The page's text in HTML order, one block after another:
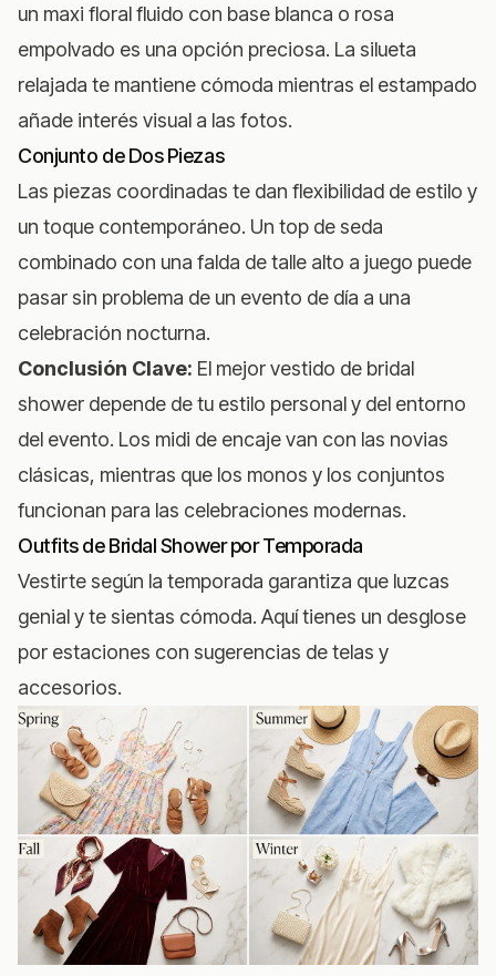
un maxi floral fluido con base blanca o rosa
empolvado es una opción preciosa. La silueta
relajada te mantiene cómoda mientras el estampado
añade interés visual a las fotos.
Conjunto de Dos Piezas
Las piezas coordinadas te dan flexibilidad de estilo y
un toque contemporáneo. Un top de seda
combinado con una falda de talle alto a juego puede
pasar sin problema de un evento de día a una
celebración nocturna.
Conclusión Clave: El mejor vestido de bridal
shower depende de tu estilo personal y del entorno
del evento. Los midi de encaje van con las novias
clásicas, mientras que los monos y los conjuntos
funcionan para las celebraciones modernas.
Outfits de Bridal Shower por Temporada
Vestirte según la temporada garantiza que luzcas
genial y te sientas cómoda. Aquí tienes un desglose
por estaciones con sugerencias de telas y
accesorios.